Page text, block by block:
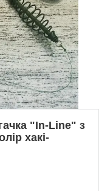
"In-Line" з
хакі-